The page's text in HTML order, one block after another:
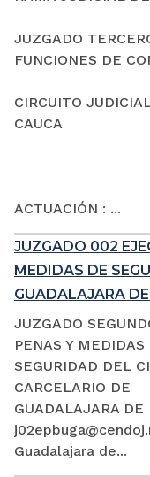
JUZGADO
FUNCIONES DE
CIRCUITO
CAUCA
ACTUACIÓN : ...
JUZGADO 002
MEDIDAS DE
GUADALAJARA
JUZGADO
PENAS Y MEDIDAS
SEGURIDAD DEL
CARCELARIO DE
GUADALAJARA
Guadalajara de...